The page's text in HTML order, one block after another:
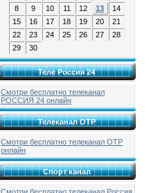
8
9 10 11 12 13
14
15
16 17 18 19 20
21
22
23 24 25 26 27
28
29
30
Теле Россия 24
Смотри бесплатно телеканал
РОССИЯ 24 онлайн
Телеканал ОТР
Смотри бесплатно телеканал ОТР
онлайн
Спорт канал